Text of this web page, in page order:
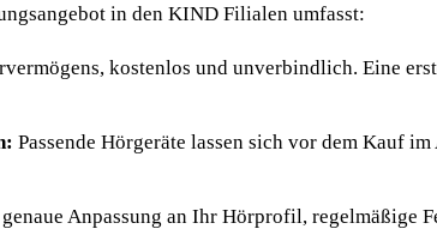
in den KIND Filialen umfasst:
kostenlos und unverbindlich. Eine
Passende Hörgeräte lassen sich vor dem Kauf
genaue Anpassung an Ihr Hörprofil, regelmäßige